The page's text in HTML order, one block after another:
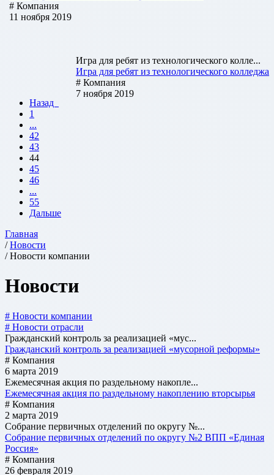
# Компания
11 ноября 2019
Игра для ребят из технологического колле...
Игра для ребят из технологического колледжа
# Компания
7 ноября 2019
Назад
1
...
42
43
44
45
46
...
55
Дальше
Главная
/Новости
/ Новости компании
Новости
# Новости компании
# Новости отрасли
Гражданский контроль за реализацией «мус...
Гражданский контроль за реализацией «мусорной реформы»
# Компания
6 марта 2019
Ежемесячная акция по раздельному накопле...
Ежемесячная акция по раздельному накоплению вторсырья
# Компания
2 марта 2019
Собрание первичных отделений по округу №...
Собрание первичных отделений по округу №2 ВПП «Единая
Россия»
# Компания
26 февраля 2019